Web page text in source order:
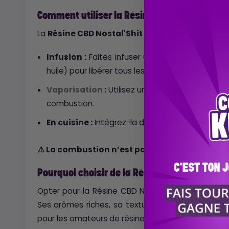
Comment utiliser la Résine CBD Nostal'Shit ?
La Résine CBD Nostal'Shit
Infusion :Faites infuser un morceau dans un
huile) pour libérer tous les cannabinoïdes.
Vaporisation :Utilisez un vaporisateur
combustion.
En cuisine :Intégrez-la dans vos recettes
⚠️ La combustion n’est pas recommandée,
Pourquoi choisir de la Résine CBD ?
Opter pour la Résine CBD Nostal'Shit, c’est
Ses arômes riches, sa texture idéale et ses
pour les amateurs de résines haut de gamme.